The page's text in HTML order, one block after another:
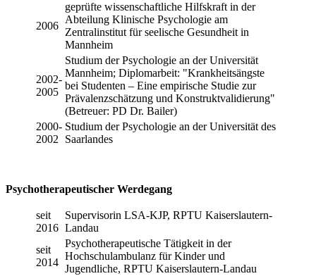
2006
geprüfte wissenschaftliche Hilfskraft in der
Abteilung Klinische Psychologie am
Zentralinstitut für seelische Gesundheit in
Mannheim
2002-
2005
Studium der Psychologie an der Universität
Mannheim; Diplomarbeit: "Krankheitsängste
bei Studenten – Eine empirische Studie zur
Prävalenzschätzung und Konstruktvalidierung"
(Betreuer: PD Dr. Bailer)
2000-
2002
Studium der Psychologie an der Universität des
Saarlandes
Psychotherapeutischer Werdegang
seit
2016
Supervisorin LSA-KJP, RPTU Kaiserslautern-
Landau
seit
2014
Psychotherapeutische Tätigkeit in der
Hochschulambulanz für Kinder und
Jugendliche, RPTU Kaiserslautern-Landau